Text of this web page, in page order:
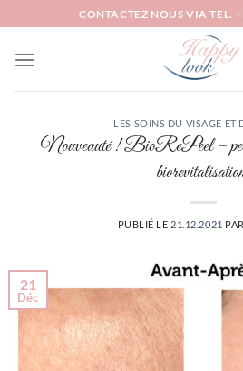
au
contenu
CONTACTEZ NOUS VIA TEL.
LES SOINS DU VISAGE ET
Nouveauté ! BioRePeel –
PUBLIÉ LE 21.12.2021 PAR
21
Déc